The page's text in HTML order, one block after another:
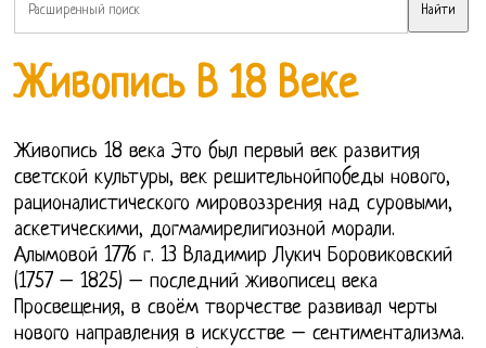
Живопись В 18 Веке
Живопись 18 века Это был первый век развития
светской культуры, век решительнойпобеды нового,
рационалистического мировоззрения над суровыми,
аскетическими, догмамирелигиозной морали.
Алымовой 1776 г. 13 Владимир Лукич Боровиковский
(1757 – 1825) – последний живописец века
Просвещения, в своём творчестве развивал черты
нового направления в искусстве – сентиментализма.